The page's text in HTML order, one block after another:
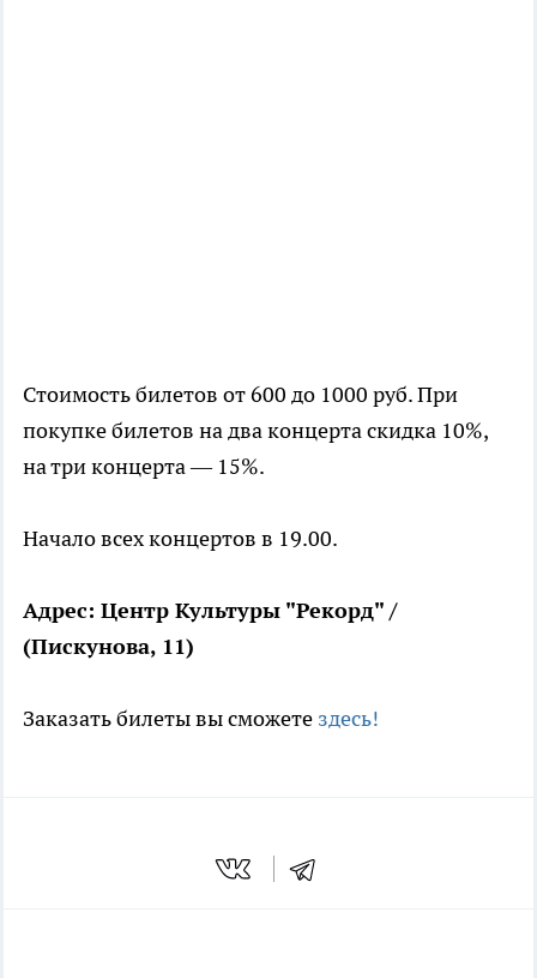
Стоимость билетов от 600 до 1000 руб. При
покупке билетов на два концерта скидка 10%,
на три концерта — 15%.
Начало всех концертов в 19.00.
Адрес: Центр Культуры "Рекорд" /
(Пискунова, 11)
Заказать билеты вы сможете здесь!